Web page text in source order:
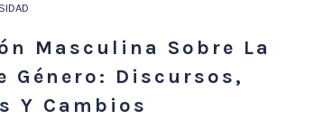
Masculina Sobre La
Género: Discursos,
Y Cambios